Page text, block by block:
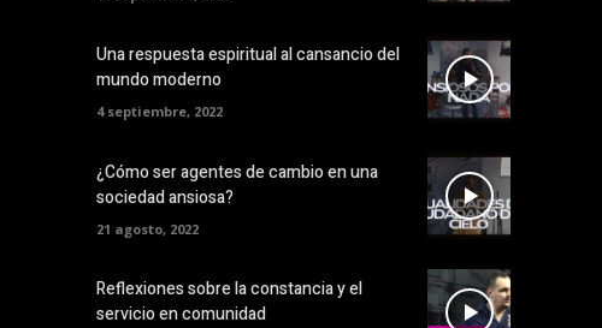
Una respuesta espiritual al cansancio del
mundo moderno
4 septiembre, 2022
¿Cómo ser agentes de cambio en una
sociedad ansiosa?
21 agosto, 2022
Reflexiones sobre la constancia y el
servicio en comunidad